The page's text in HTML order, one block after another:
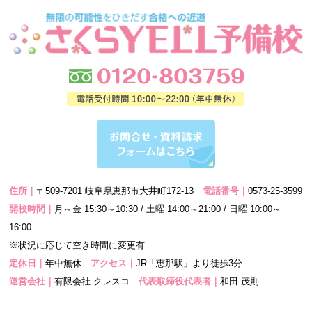
住所｜〒509-7201 岐阜県恵那市大井町172-13 電話番号｜0573-25-3599
開校時間｜ 月～金 15:30～10:30 / 土曜 14:00～21:00 / 日曜 10:00～
16:00
※状況に応じて空き時間に変更有
定休日｜年中無休 アクセス｜JR「恵那駅」より徒歩3分
運営会社｜有限会社 クレスコ代表取締役代表者｜和田 茂則